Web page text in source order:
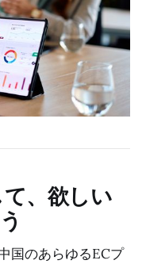
、欲しい
国のあらゆるECプ